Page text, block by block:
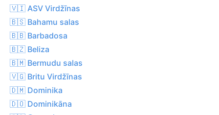
🇻🇮 ASV Virdžīnas
🇧🇸 Bahamu salas
🇧🇧 Barbadosa
🇧🇿 Beliza
🇧🇲 Bermudu salas
🇻🇬 Britu Virdžīnas
🇩🇲 Dominika
🇩🇴 Dominikāna